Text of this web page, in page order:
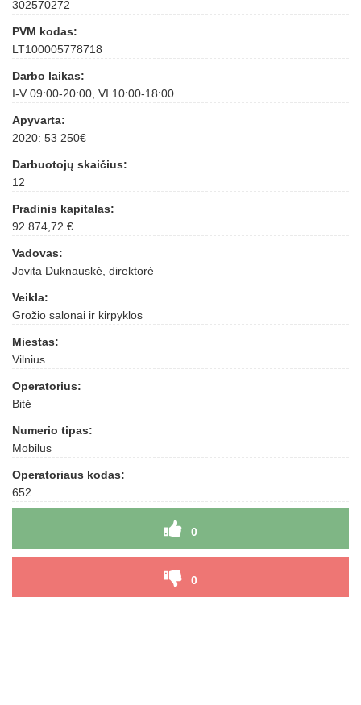
302570272
PVM kodas:
LT100005778718
Darbo laikas:
I-V 09:00-20:00, VI 10:00-18:00
Apyvarta:
2020: 53 250€
Darbuotojų skaičius:
12
Pradinis kapitalas:
92 874,72 €
Vadovas:
Jovita Duknauskė, direktorė
Veikla:
Grožio salonai ir kirpyklos
Miestas:
Vilnius
Operatorius:
Bitė
Numerio tipas:
Mobilus
Operatoriaus kodas:
652
0
0